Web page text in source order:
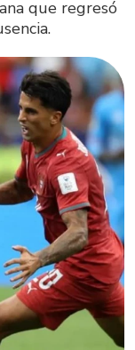
que regresó